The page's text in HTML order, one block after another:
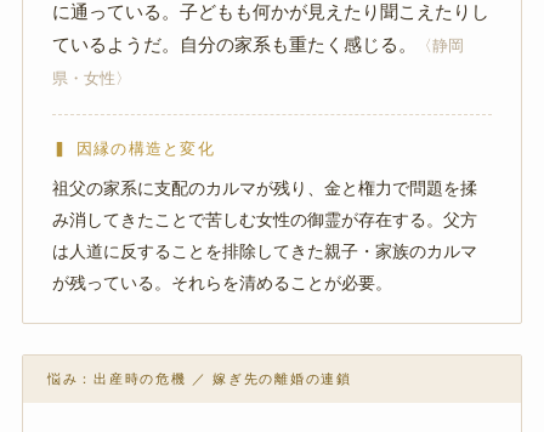
に通っている。子どもも何かが見えたり聞こえたりし
ているようだ。自分の家系も重たく感じる。
〈静岡
県・女性〉
▍ 因縁の構造と変化
祖父の家系に支配のカルマが残り、金と権力で問題を揉
み消してきたことで苦しむ女性の御霊が存在する。父方
は人道に反することを排除してきた親子・家族のカルマ
が残っている。それらを清めることが必要。
悩み：出産時の危機 ／ 嫁ぎ先の離婚の連鎖